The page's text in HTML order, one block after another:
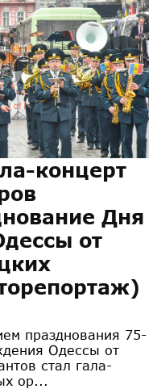
концерт
Дня
от
празднования 75-
Одессы от
стал гала-
ор...